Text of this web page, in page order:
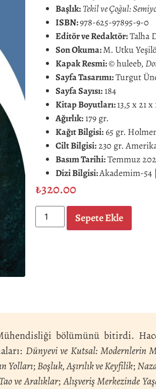
Başlık: Tekil ve Çoğul:
ISBN:978-625-97895-9-0
Editör ve Redaktör:Talha
Son Okuma:M. Utku
Kapak Resmi:© huleeb,
Sayfa Tasarımı:Turgut
Sayfa Sayısı:184
Kitap Boyutları:13,5 x 21
Ağırlık:179 gr.
Kağıt Bilgisi: 65 gr.
Cilt Bilgisi:230 gr.
Basım Tarihi:Temmuz
Dizi Bilgisi:Akademim-54
₺320.00
Sepete Ekle
bölümünü bitirdi.
Dünyevi ve Kutsal: Modernlerin
Yolları;Boşluk, Aşırılık ve Keyfilik;
ve Aralıklar;Alışveriş Merkezinde